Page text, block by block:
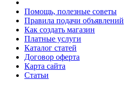
Помощь, полезные советы
Правила подачи объявлений
Как создать магазин
Платные услуги
Каталог статей
Договор оферта
Карта сайта
Статьи